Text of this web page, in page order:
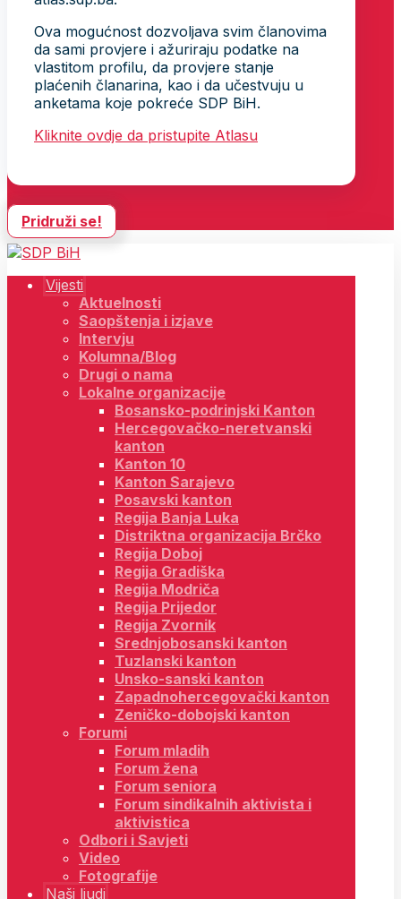
Ova mogućnost dozvoljava svim članovima
da sami provjere i ažuriraju podatke na
vlastitom profilu, da provjere stanje
plaćenih članarina, kao i da učestvuju u
anketama koje pokreće SDP BiH.
Kliknite ovdje da pristupite Atlasu
Pridruži se!
Vijesti
Aktuelnosti
Saopštenja i izjave
Intervju
Kolumna/Blog
Drugi o nama
Lokalne organizacije
Bosansko-podrinjski Kanton
Hercegovačko-neretvanski
kanton
Kanton 10
Kanton Sarajevo
Posavski kanton
Regija Banja Luka
Distriktna organizacija Brčko
Regija Doboj
Regija Gradiška
Regija Modriča
Regija Prijedor
Regija Zvornik
Srednjobosanski kanton
Tuzlanski kanton
Unsko-sanski kanton
Zapadnohercegovački kanton
Zeničko-dobojski kanton
Forumi
Forum mladih
Forum žena
Forum seniora
Forum sindikalnih aktivista i
aktivistica
Odbori i Savjeti
Video
Fotografije
Naši ljudi